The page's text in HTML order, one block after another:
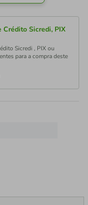
Crédito Sicredi, PIX
Sicredi , PIX ou
para a compra deste